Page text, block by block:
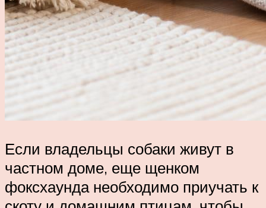
Если владельцы собаки живут в
частном доме, еще щенком
фоксхаунда необходимо приучать к